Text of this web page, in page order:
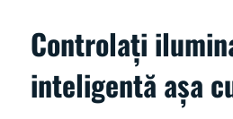
Controlați
inteligentă așa